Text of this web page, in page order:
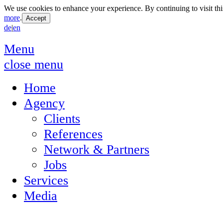
We use cookies to enhance your experience. By continuing to visit
more.
de|en
Menu
close menu
Home
Agency
Clients
References
Network & Partners
Jobs
Services
Media